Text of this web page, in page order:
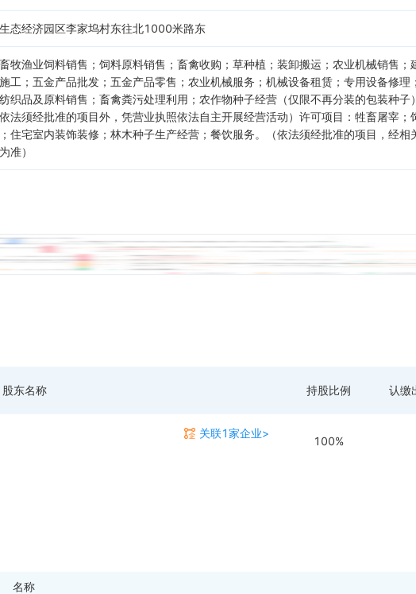
态经济园区李家坞村东往北1000米路东
牧渔业饲料销售；饲料原料销售；畜禽收购；草种植；装卸搬运；农业机械销售
工；五金产品批发；五金产品零售；农业机械服务；机械设备租赁；专用设备修
织品及原料销售；畜禽粪污处理利用；农作物种子经营（仅限不再分装的包装种
法须经批准的项目外，凭营业执照依法自主开展经营活动）许可项目：牲畜屠宰
住宅室内装饰装修；林木种子生产经营；餐饮服务。（依法须经批准的项目，经
准）
股东名称 持股比例 认缴
关联1家企业>
100%
名称